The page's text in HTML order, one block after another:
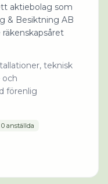
aktiebolag som
& Besiktning AB
teknisk
förenlig
0 anställda